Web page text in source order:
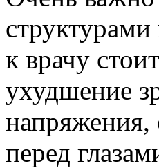
к врачу
ухудшение
напряжения,
перед